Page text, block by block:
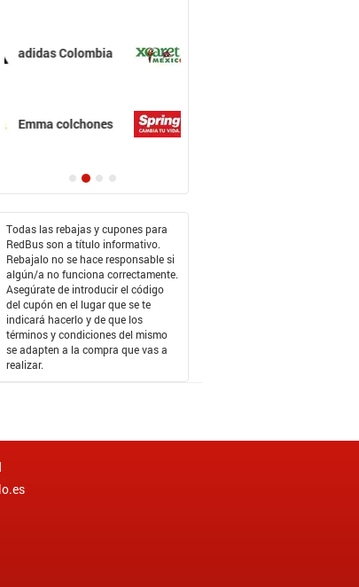
experiencias
Xcaret
Colchones Spring
Todas las rebajas y cupones para
RedBus son a título informativo.
Rebajalo no se hace responsable si
algún/a no funciona correctamente.
Asegúrate de introducir el código
del cupón en el lugar que se te
indicará hacerlo y de que los
términos y condiciones del mismo
se adapten a la compra que vas a
realizar.